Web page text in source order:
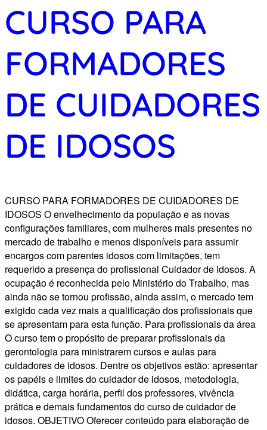
CURSO PARA
FORMADORES
DE CUIDADORES
DE IDOSOS
CURSO PARA FORMADORES DE CUIDADORES DE
IDOSOS O envelhecimento da população e as novas
configurações familiares, com mulheres mais presentes no
mercado de trabalho e menos disponíveis para assumir
encargos com parentes idosos com limitações, tem
requerido a presença do profissional Cuidador de Idosos. A
ocupação é reconhecida pelo Ministério do Trabalho, mas
ainda não se tornou profissão, ainda assim, o mercado tem
exigido cada vez mais a qualificação dos profissionais que
se apresentam para esta função. Para profissionais da área
O curso tem o propósito de preparar profissionais da
gerontologia para ministrarem cursos e aulas para
cuidadores de idosos. Dentre os objetivos estão: apresentar
os papéis e limites do cuidador de idosos, metodologia,
didática, carga horária, perfil dos professores, vivência
prática e demais fundamentos do curso de cuidador de
idosos. OBJETIVO Oferecer conteúdo para elaboração de